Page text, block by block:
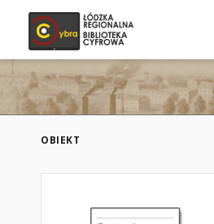
OBIEKT